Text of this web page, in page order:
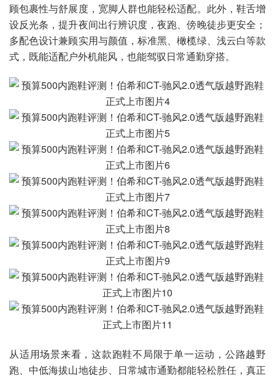
顾包裹性与舒展度，宽脚人群也能轻松适配。此外，鞋舌增
设反光条，提升夜间出行辨识度，夜跑、傍晚徒步更安全；
多配色设计兼顾实用与颜值，标准黑、橄榄绿、浅云白等款
式，既能适配户外机能风，也能驾驭日常通勤穿搭。
从适用场景来看，这款跑鞋不局限于单一运动，公路越野
跑、中低海拔山地徒步、日常城市通勤都能轻松胜任，真正